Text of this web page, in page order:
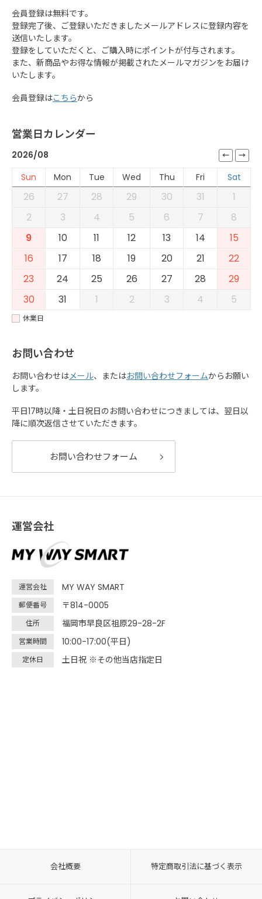
会員登録は無料です。
登録完了後、ご登録いただきましたメールアドレスに登録内容を
送信いたします。
登録をしていただくと、ご購入時にポイントが付与されます。
また、新商品やお得な情報が掲載されたメールマガジンをお届け
いたします。
会員登録はこちらから
営業日カレンダー
2026/08
Sun
Mon Tue Wed Thu Fri Sat
26 27 28 29 30 31
1
2
3 4 5 6 7
8
9
10 11 12 13 14
15
16
17 18 19 20 21
22
23
24 25 26 27 28
29
30
31 1 2 3 4 5
休業日
お問い合わせ
お問い合わせはメール、またはお問い合わせフォームからお願い
します。
平日17時以降・土日祝日のお問い合わせにつきましては、翌日以
降に順次返信させていただきます。
お問い合わせフォーム
運営会社
運営会社 MY WAY SMART
郵便番号 〒814-0005
住所 福岡市早良区祖原29-28-2F
営業時間 10:00-17:00(平日)
定休日 土日祝 ※その他当店指定日
会社概要 特定商取引法に基づく表示